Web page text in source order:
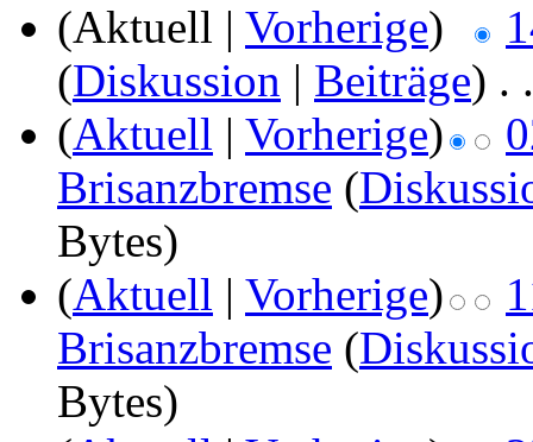
(Aktuell | Vorherige)
(Diskussion | Beiträge) . .
(Aktuell | Vorherige)
Brisanzbremse (
Bytes)
(Aktuell | Vorherige)
Brisanzbremse (
Bytes)